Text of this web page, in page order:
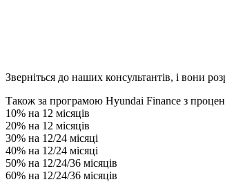
Зверніться до наших консультантів, і вони
Також за програмою Hyundai Finance з
10% на 12 місяців
20% на 12 місяців
30% на 12/24 місяці
40% на 12/24 місяці
50% на 12/24/36 місяців
60% на 12/24/36 місяців